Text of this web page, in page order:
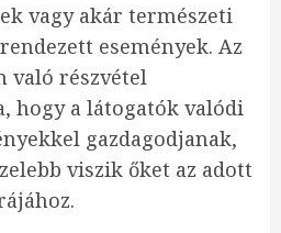
vagy akár természeti
események. Az
való részvétel
hogy a látogatók valódi
gazdagodjanak,
viszik őket az adott